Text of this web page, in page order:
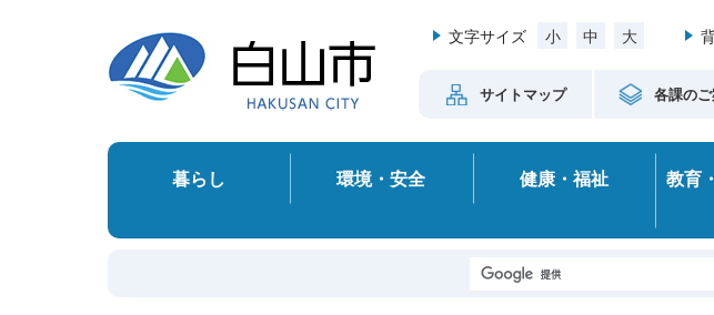
文字サイズ 小 中 大
サイトマップ 各課の
暮らし 環境・安全 健康・福祉
教育